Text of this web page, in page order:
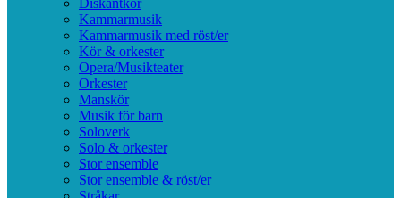
Diskantkör
Kammarmusik
Kammarmusik med röst/er
Kör & orkester
Opera/Musikteater
Orkester
Manskör
Musik för barn
Soloverk
Solo & orkester
Stor ensemble
Stor ensemble & röst/er